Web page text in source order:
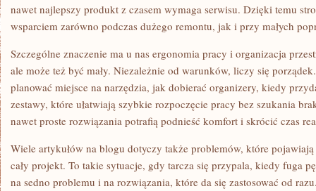
nawet najlepszy produkt z czasem wymaga serwisu. Dzięki temu
wsparciem zarówno podczas dużego remontu, jak i przy małych
Szczególne znaczenie ma u nas ergonomia pracy i organizacja
ale może też być mały. Niezależnie od warunków, liczy się
planować miejsce na narzędzia, jak dobierać organizery, kiedy
zestawy, które ułatwiają szybkie rozpoczęcie pracy bez szukania
nawet proste rozwiązania potrafią podnieść komfort i skrócić czas
Wiele artykułów na blogu dotyczy także problemów, które
cały projekt. To takie sytuacje, gdy tarcza się przypala, kiedy fuga
na sedno problemu i na rozwiązania, które da się zastosować od